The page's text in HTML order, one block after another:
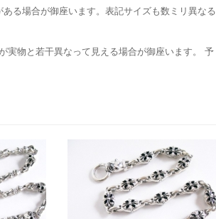
る場合が御座います。表記サイズも数ミリ異なる
実物と若干異なって見える場合が御座います。 予